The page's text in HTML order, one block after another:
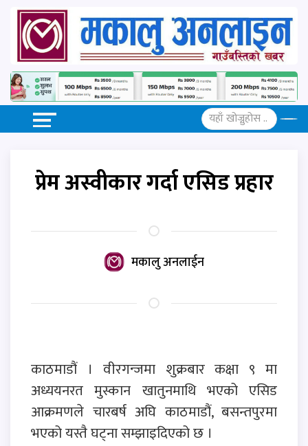
प्रेम अस्वीकार गर्दा एसिड प्रहार
मकालु अनलाईन
काठमाडौं । वीरगन्जमा शुक्रबार कक्षा ९ मा
अध्ययनरत मुस्कान खातुनमाथि भएको एसिड
आक्रमणले चारबर्ष अघि काठमाडौं, बसन्तपुरमा
भएको यस्तै घट्ना सम्झाइदिएको छ ।